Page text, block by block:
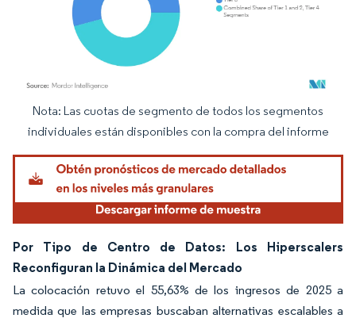
Imagen © Mordor Intelligence. El uso requiere atribución según CC BY 4.0.
Nota: Las cuotas de segmento de todos los segmentos
individuales están disponibles con la compra del informe
Por Tipo de Centro de Datos: Los Hiperscalers
Reconfiguran la Dinámica del Mercado
La colocación retuvo el 55,63% de los ingresos de 2025 a
medida que las empresas buscaban alternativas escalables a